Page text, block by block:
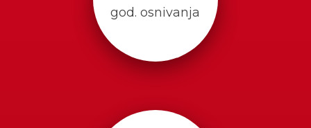
god. osnivanja